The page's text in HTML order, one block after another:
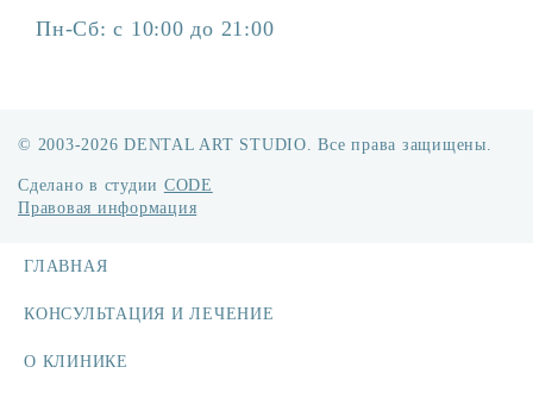
Пн-Сб: с 10:00 до 21:00
© 2003-2026 DENTAL ART STUDIO. Все права защищены.
Сделано в студии CODE
Правовая информация
ГЛАВНАЯ
КОНСУЛЬТАЦИЯ И ЛЕЧЕНИЕ
О КЛИНИКЕ